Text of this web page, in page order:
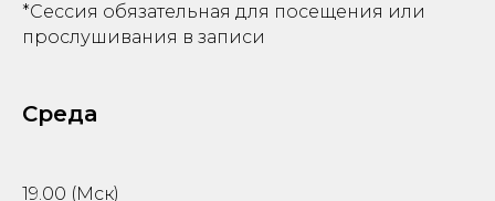
*Сессия обязательная для посещения или
прослушивания в записи
Среда
19.00 (Мск)